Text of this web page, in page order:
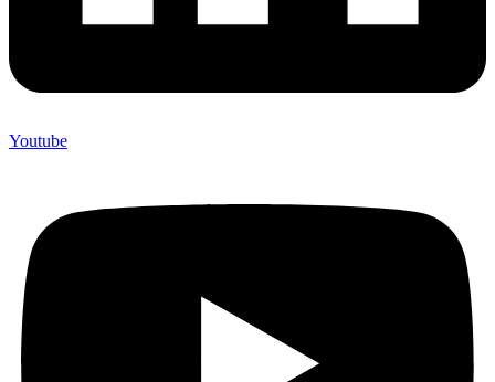
Youtube